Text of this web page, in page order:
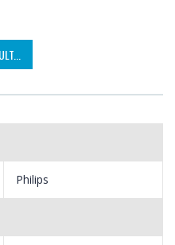
parul tuns aluneca de
nici parul lung nu poate fi
Philips